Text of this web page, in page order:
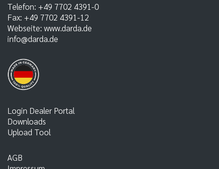
Telefon: +49 7702 4391-0
Fax: +49 7702 4391-12
Webseite: www.darda.de
info@darda.de
Login Dealer Portal
Downloads
Upload Tool
AGB